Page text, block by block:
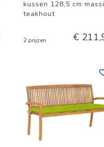
kussen 128,5 cm
teakhout
2 prijzen €